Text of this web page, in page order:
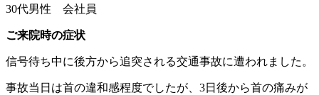
30代男性 会社員
ご来院時の症状
信号待ち中に後方から追突される交通事故に遭われました。
事故当日は首の違和感程度でしたが、3日後から首の痛みが